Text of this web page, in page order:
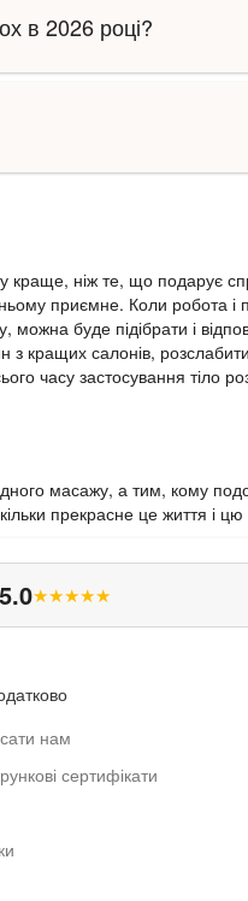
в 2026 році?
ніж те, що подарує
приємне. Коли робота і
буде підібрати і
з кращих салонів,
часу застосування тіло
масажу, а тим, кому
прекрасне це життя і
5.0★★★★★
нам
сертифікати